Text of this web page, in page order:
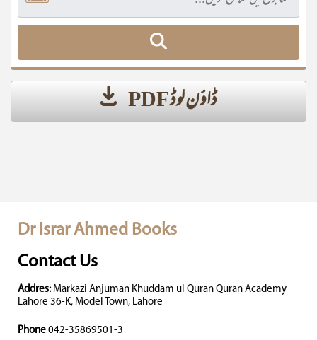
ڈاؤن لوڈ PDF
Dr Israr Ahmed Books
Contact Us
Addres: Markazi Anjuman Khuddam ul Quran Quran Academy
Lahore 36-K, Model Town, Lahore
Phone 042-35869501-3